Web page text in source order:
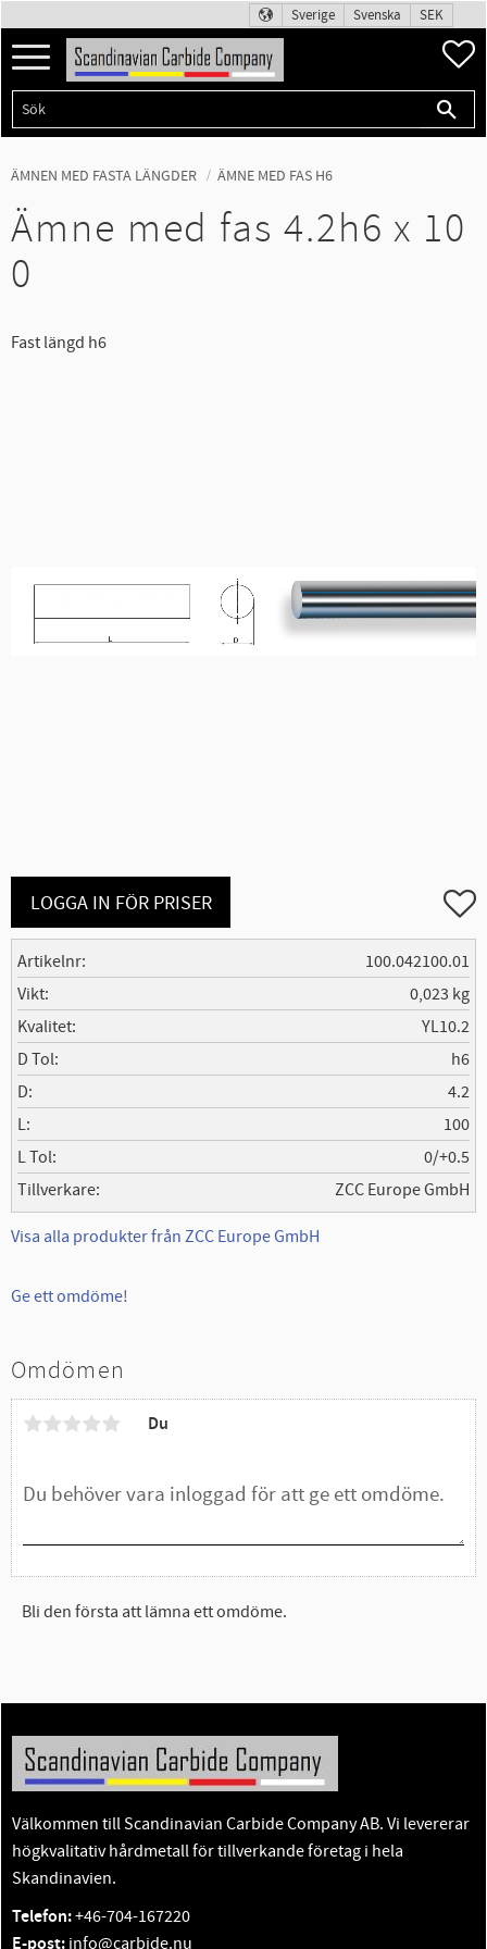
Meny
Sverige Svenska SEK
ÄMNEN MED FASTA LÄNGDER ÄMNE MED FAS H6
Ämne med fas 4.2h6 x 10
0
Fast längd h6
LOGGA IN FÖR PRISER Lägg
Artikelnr
100.042100.01
Vikt
0,023 kg
Kvalitet
YL10.2
D Tol
h6
D
4.2
L
100
L Tol
0/+0.5
Tillverkare
ZCC Europe GmbH
Visa alla produkter från ZCC Europe GmbH
Ge ett omdöme!
Omdömen
Du
Bli den första att lämna ett omdöme.
Välkommen till Scandinavian Carbide Company AB. Vi levererar
högkvalitativ hårdmetall för tillverkande företag i hela
Skandinavien.
Telefon:+46-704-167220
E-post: info@carbide.nu